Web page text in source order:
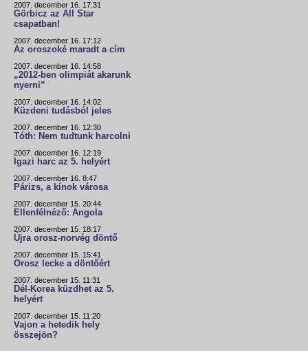
2007. december 16. 17:31
Görbicz az All Star
csapatban!
2007. december 16. 17:12
Az oroszoké maradt a cím
2007. december 16. 14:58
„2012-ben olimpiát akarunk
nyerni”
2007. december 16. 14:02
Küzdeni tudásból jeles
2007. december 16. 12:30
Tóth: Nem tudtunk harcolni
2007. december 16. 12:19
Igazi harc az 5. helyért
2007. december 16. 8:47
Párizs, a kínok városa
2007. december 15. 20:44
Ellenfélnéző: Angola
2007. december 15. 18:17
Újra orosz-norvég döntő
2007. december 15. 15:41
Orosz lecke a döntőért
2007. december 15. 11:31
Dél-Korea küzdhet az 5.
helyért
2007. december 15. 11:20
Vajon a hetedik hely
összejön?